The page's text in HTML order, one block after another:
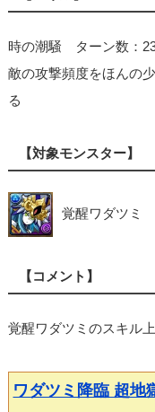
時の潮騒 ターン数：
敵の攻撃頻度をほんの
る
【対象モンスター】
覚醒ワダツミ
【コメント】
覚醒ワダツミのスキル
ワダツミ降臨 超地